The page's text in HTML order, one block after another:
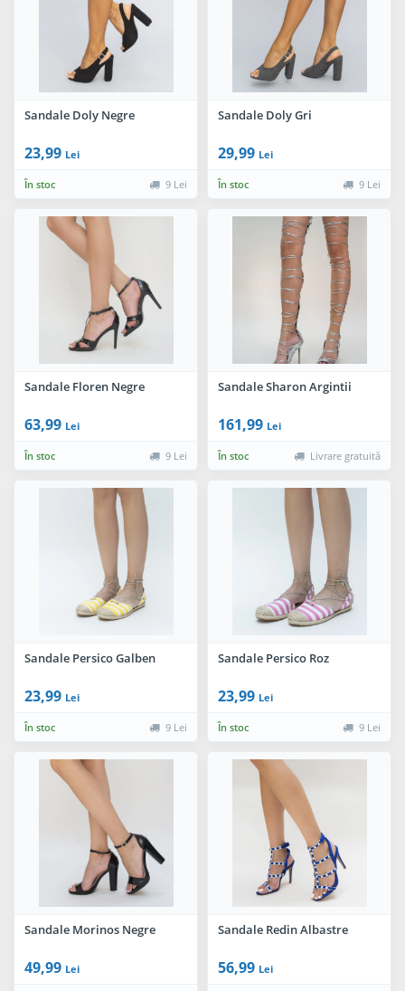
Sandale Doly Negre
23,99 Lei
În stoc 9 Lei
Sandale Doly Gri
29,99 Lei
În stoc 9 Lei
Sandale Floren Negre
63,99 Lei
În stoc 9 Lei
Sandale Sharon Argintii
161,99 Lei
În stoc Livrare gratuită
Sandale Persico Galben
23,99 Lei
În stoc 9 Lei
Sandale Persico Roz
23,99 Lei
În stoc 9 Lei
Sandale Morinos Negre
49,99 Lei
Sandale Redin Albastre
56,99 Lei